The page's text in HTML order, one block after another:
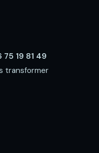
19 81 49
transformer